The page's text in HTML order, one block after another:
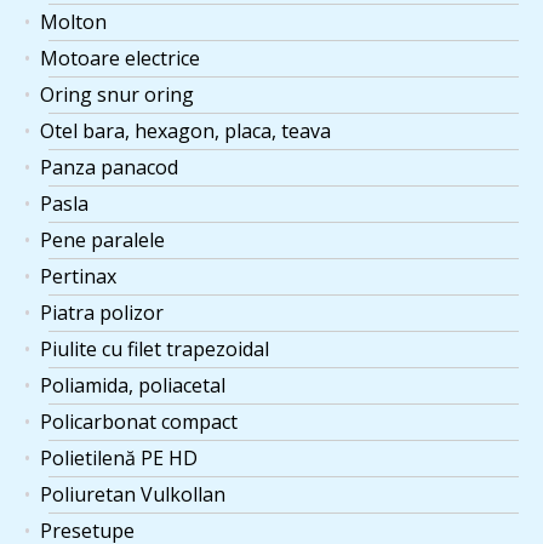
Molton
Motoare electrice
Oring snur oring
Otel bara, hexagon, placa, teava
Panza panacod
Pasla
Pene paralele
Pertinax
Piatra polizor
Piulite cu filet trapezoidal
Poliamida, poliacetal
Policarbonat compact
Polietilenă PE HD
Poliuretan Vulkollan
Presetupe